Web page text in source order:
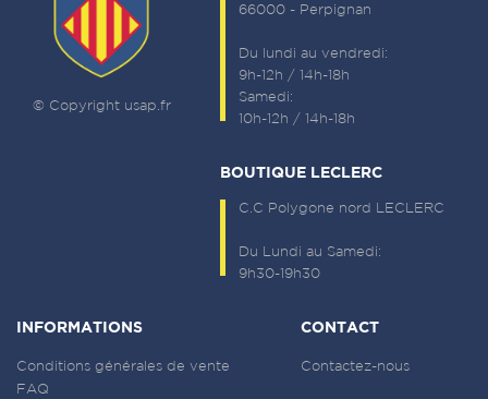
© Copyright usap.fr
66000 - Perpignan
Du lundi au vendredi:
9h-12h / 14h-18h
Samedi:
10h-12h / 14h-18h
BOUTIQUE LECLERC
C.C Polygone nord LECLERC
Du Lundi au Samedi:
9h30-19h30
INFORMATIONS
Conditions générales de vente
FAQ
CONTACT
Contactez-nous